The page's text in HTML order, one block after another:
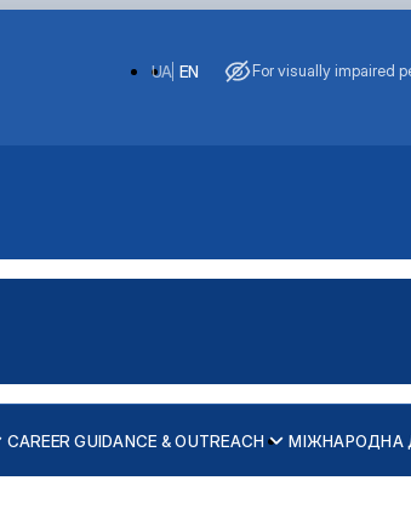
EN
UA For visually impaired
CAREER GUIDANCE & OUTREACH МІЖНАРОДНА